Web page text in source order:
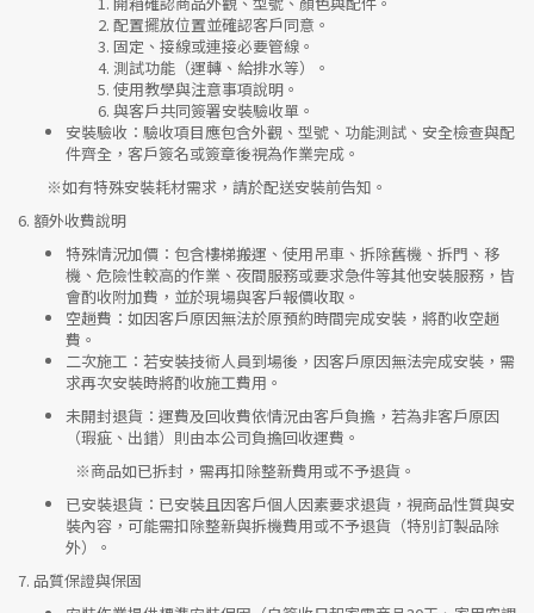
配置擺放位置並確認客戶同意。
固定、接線或連接必要管線。
測試功能（運轉、給排水等）。
使用教學與注意事項說明。
與客戶共同簽署安裝驗收單。
安裝驗收 ：驗收項目應包含外觀、型號、功能測試、安全檢查與配
件齊全，客戶簽名或簽章後視為作業完成。
※如有特殊安裝耗材需求，請於配送安裝前告知。
6. 額外收費說明
特殊情況加價 ：包含樓梯搬運、使用吊車、拆除舊機、拆門、移
機、危險性較高的作業、夜間服務或要求急件等其他安裝服務，皆
會酌收附加費，並於現場與客戶報價收取。
空趟費 ：如因客戶原因無法於原預約時間完成安裝，將酌收空趟
費。
二次施工 ：若安裝技術人員到場後，因客戶原因無法完成安裝，需
求再次安裝時將酌收施工費用。
未開封退貨 ：運費及回收費依情況由客戶負擔，若為非客戶原因
（瑕疵、出錯）則由本公司負擔回收運費。
※商品如已拆封，需再扣除整新費用或不予退貨。
已安裝退貨 ：已安裝且因客戶個人因素要求退貨，視商品性質與安
裝內容，可能需扣除整新與拆機費用或不予退貨（特別訂製品除
外）。
7. 品質保證與保固